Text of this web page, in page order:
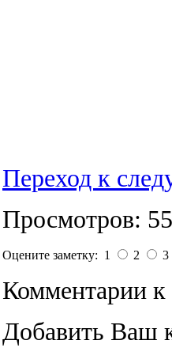
Переход к
Просмотров:
Оцените заметку: 1 2 3
Комментарии к
Добавить Ваш